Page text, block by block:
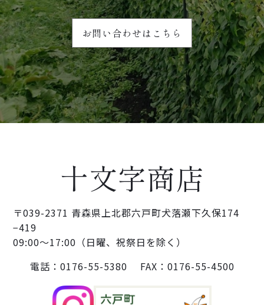
お問い合わせはこちら
十文字商店
〒039-2371 青森県上北郡六戸町犬落瀬下久保174
−419
09:00～17:00（日曜、祝祭日を除く）
電話：0176-55-5380 FAX：0176-55-4500